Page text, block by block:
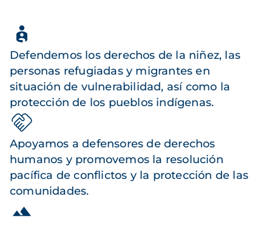
Defendemos los derechos de la niñez, las
personas refugiadas y migrantes en
situación de vulnerabilidad, así como la
protección de los pueblos indígenas.
Apoyamos a defensores de derechos
humanos y promovemos la resolución
pacífica de conflictos y la protección de las
comunidades.